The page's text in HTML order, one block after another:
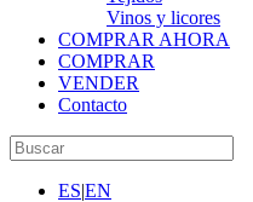
Vinos y licores
COMPRAR AHORA
COMPRAR
VENDER
Contacto
ES|EN